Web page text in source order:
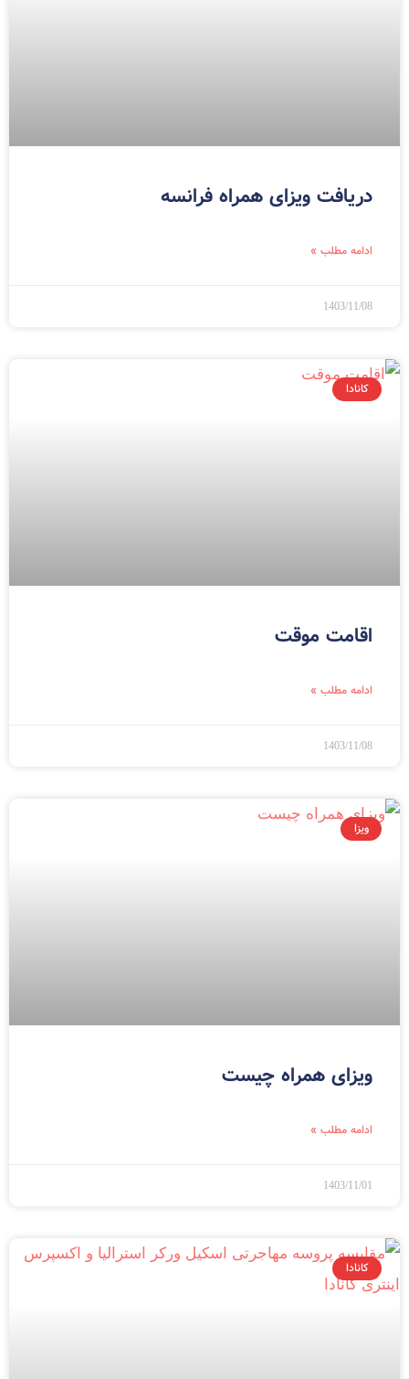
دریافت ویزای همراه فرانسه
ادامه مطلب »
1403/11/08
کانادا
اقامت موقت
ادامه مطلب »
1403/11/08
ویزا
ویزای همراه چیست
ادامه مطلب »
1403/11/01
کانادا